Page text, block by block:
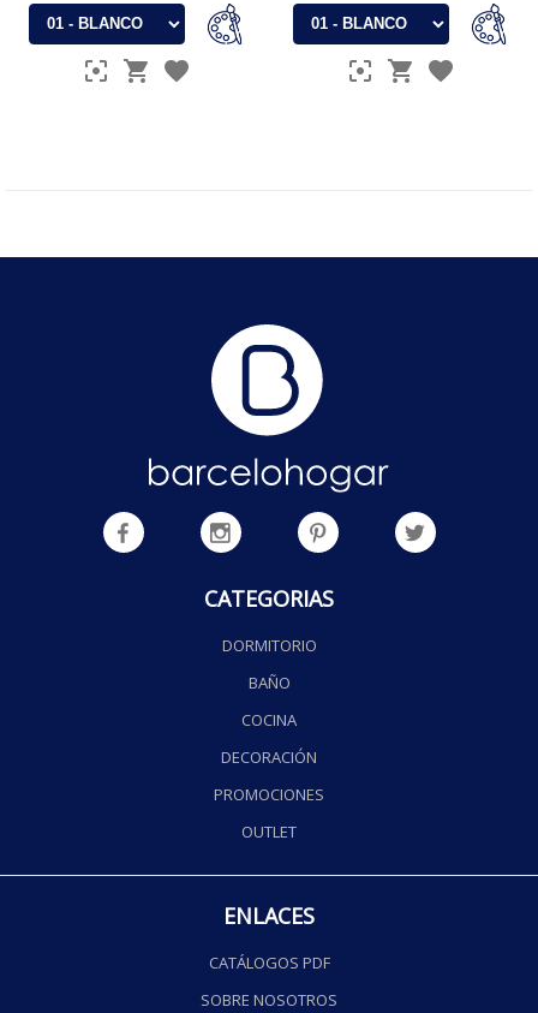
CATEGORIAS
DORMITORIO
BAÑO
COCINA
DECORACIÓN
PROMOCIONES
OUTLET
ENLACES
CATÁLOGOS PDF
SOBRE NOSOTROS